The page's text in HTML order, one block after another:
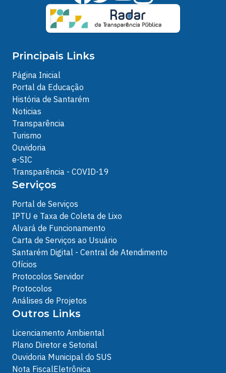
Principais Links
Página Inicial
Portal da Educação
História de Santarém
Noticias
Transparência
Turismo
Ouvidoria
e-SIC
Transparência - COVID-19
Serviços
Portal de Serviços
IPTU e Taxa de Coleta de Lixo
Alvará de Funcionamento
Carta de Serviços ao Usuário
Santarém Digital - Central de Atendimento
Ofícios
Protocolos Servidor
Protocolos
Análises de Projetos
Outros Links
Licenciamento Ambiental
Plano Diretor e Setorial
Ouvidoria Municipal do SUS
Nota FiscalEletrônica